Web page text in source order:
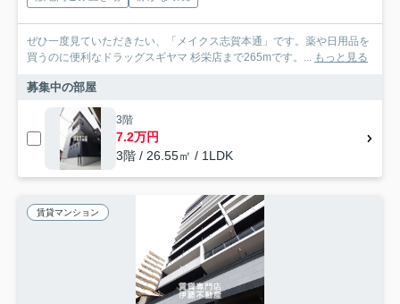
ぜひ一度見ていただきたい、「メイクス志賀本通」です。薬や日用品を
買うのに便利なドラッグスギヤマ 杉栄店まで265mです。... もっと見る
募集中の部屋
3階
7.2万円
3階 / 26.55㎡ / 1LDK
賃貸マンション